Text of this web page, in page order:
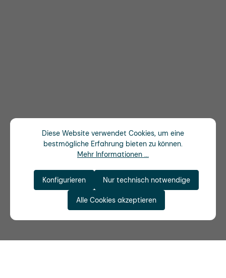
Diese Website verwendet Cookies, um eine
bestmögliche Erfahrung bieten zu können.
Mehr Informationen ...
Nur technisch notwendige
Konfigurieren
Alle Cookies akzeptieren